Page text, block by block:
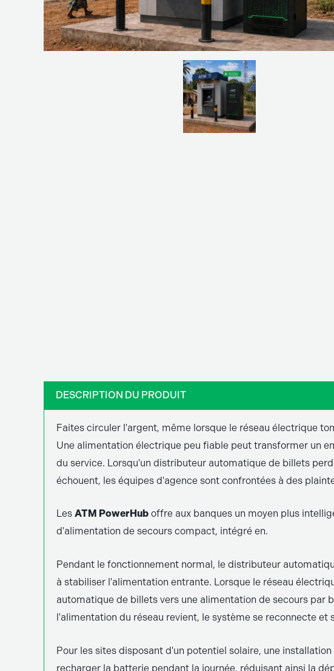
DESCRIPTION DU PRODUIT
Faites circuler l'argent, même lorsque le réseau électrique
Une alimentation électrique peu fiable peut transformer un
du service. Lorsqu'un distributeur automatique de billets
échouent, les équipes d'agence sont confrontées à des
Les ATM PowerHub offre aux banques un moyen plus
d'alimentation de secours compact, intégré en.
Pendant le fonctionnement normal, le distributeur
à stabiliser l'alimentation entrante. Lorsque le réseau
automatique de billets vers une alimentation de secours par
l'alimentation du réseau revient, le système se reconnecte
Pour les sites disposant d'un potentiel solaire, une
recharger la batterie pendant la journée, réduisant ainsi la